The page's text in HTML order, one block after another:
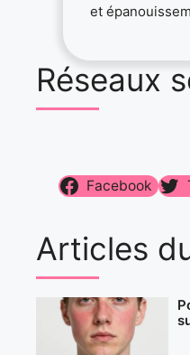
et
Réseaux
Facebook
Articles